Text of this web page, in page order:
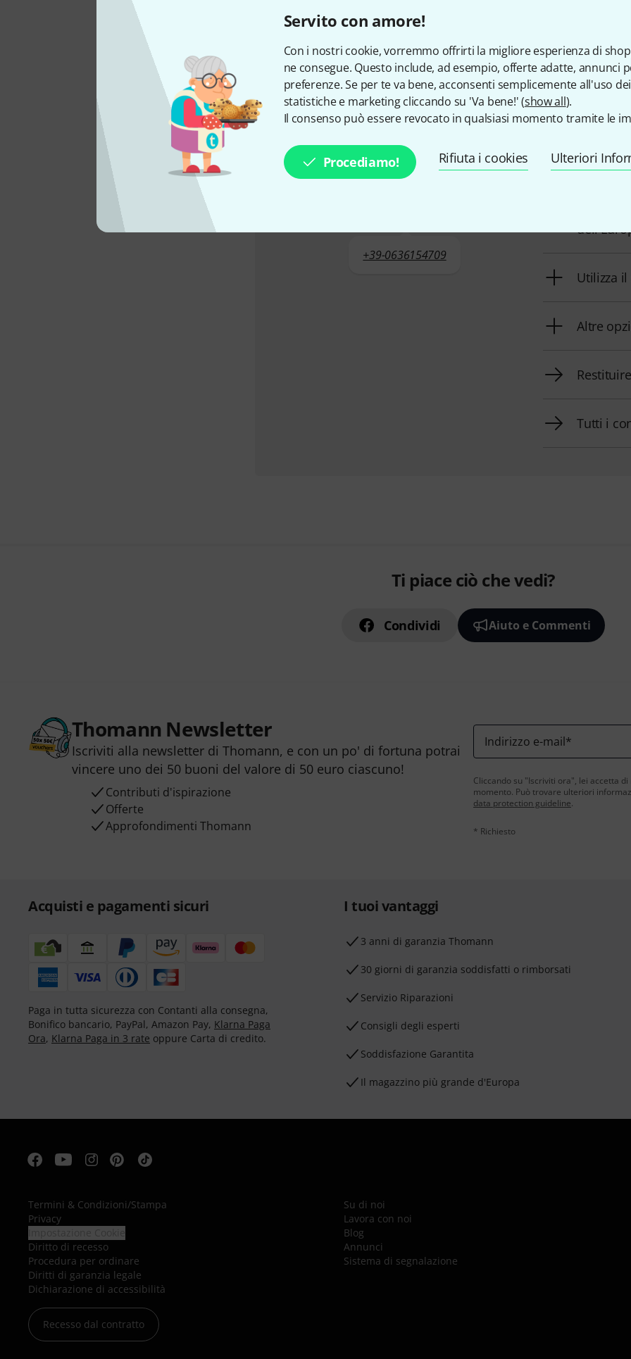
Servito con amore!
Con i nostri cookie, vorremmo offrirti la migliore esperienza di
ne consegue. Questo include, ad esempio, offerte adatte, annunci
preferenze. Se per te va bene, acconsenti semplicemente all'uso
statistiche e marketing cliccando su 'Va bene!' (show all).
Il consenso può essere revocato in qualsiasi momento tramite le
Procediamo! Rifiuta i cookies Ulteriori
Come contattarci
Servizio Clienti Italia
+39-0636154709
Il nostro
problemi dopo
Prepara
Orari di
Utilizza
Altre
Tutti i
Ti piace ciò che vedi?
Condividi Aiuto e Commenti
Thomann Newsletter
Iscriviti alla newsletter di Thomann, e con un po' di fortuna potrai
vincere uno dei 50 buoni del valore di 50 euro ciascuno!
Contributi d'ispirazione
Offerte
Approfondimenti Thomann
Indirizzo e-mail*
Cliccando su "Iscriviti ora", lei accetta
momento. Può trovare ulteriori
data protection guideline.
* Richiesto
Acquisti e pagamenti sicuri
Paga in tutta sicurezza con Contanti alla consegna,
Bonifico bancario, PayPal, Amazon Pay, Klarna Paga
Ora, Klarna Paga in 3 rate oppure Carta di credito.
I tuoi vantaggi
3 anni di garanzia Thomann
30 giorni di garanzia soddisfatti o rimborsati
Servizio Riparazioni
Consigli degli esperti
Soddisfazione Garantita
Il magazzino più grande d'Europa
Termini & Condizioni/Stampa
Privacy
Diritto di recesso
Procedura per ordinare
Diritti di garanzia legale
Dichiarazione di accessibilità
Recesso dal contratto
Su di noi
Lavora con noi
Blog
Annunci
Sistema di segnalazione